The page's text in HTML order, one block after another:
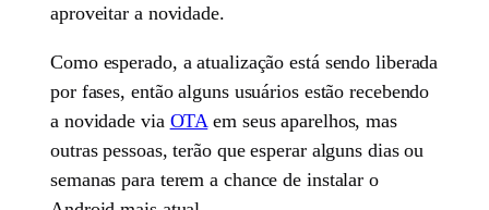
aproveitar a novidade.
Como esperado, a atualização está sendo liberada
por fases, então alguns usuários estão recebendo
a novidade via OTA em seus aparelhos, mas
outras pessoas, terão que esperar alguns dias ou
semanas para terem a chance de instalar o